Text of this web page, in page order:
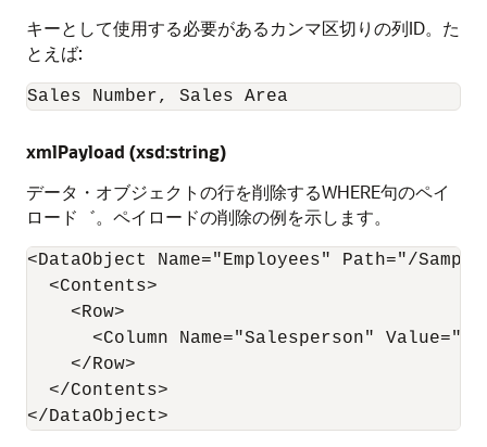
キーとして使用する必要があるカンマ区切りの列ID。た
とえば:
Sales Number, Sales Area
xmlPayload (xsd:string)
データ・オブジェクトの行を削除するWHERE句のペイ
ロード゛。ペイロードの削除の例を示します。
<DataObject Name="Employees" Path="/
<Contents>
<Row>
<Column Name="Salesperson"
</Row>
</Contents>
</DataObject>